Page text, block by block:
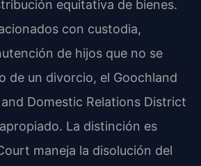
equitativa de bienes.
con custodia,
de hijos que no se
de un divorcio, el Goochland
Domestic Relations District
La distinción es
maneja la disolución del